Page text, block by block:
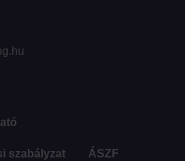
szabályzat ÁSZF